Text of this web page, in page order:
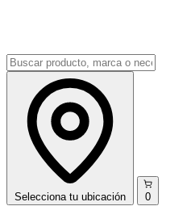
Selecciona tu ubicación 0